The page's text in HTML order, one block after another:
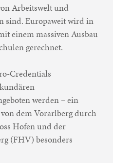
Arbeitswelt und
sind. Europaweit wird in
einem massiven Ausbau
gerechnet.
Credentials
werden – ein
dem Vorarlberg durch
Hofen und der
(FHV) besonders